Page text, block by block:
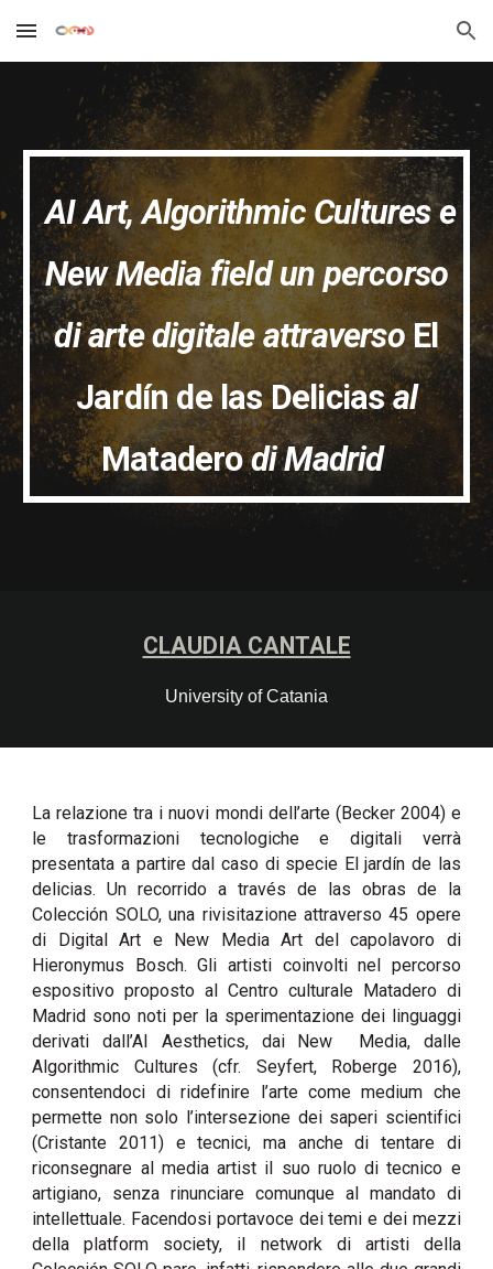
Skip to main content Skip to navigation
AI Art, Algorithmic Cultures e
New Media field un percorso
di arte digitale attraversoEl
Jardín de las Deliciasal
Mataderodi Madrid
CLAUDIA CANTALE
University ofCatania
La relazione tra i nuovi mondi dell’arte (Becker 2004) e
le trasformazioni tecnologiche e digitali verrà
presentata a partire dal caso di specie El jardín de las
delicias. Un recorrido a través de las obras de la
Colección SOLO, una rivisitazione attraverso 45 opere
di Digital Art e New Media Art del capolavoro di
Hieronymus Bosch. Gli artisti coinvolti nel percorso
espositivo proposto al Centro culturale Matadero di
Madrid sono noti per la sperimentazione dei linguaggi
derivati dall’AI Aesthetics, dai New Media, dalle
Algorithmic Cultures (cfr. Seyfert, Roberge 2016),
consentendoci di ridefinire l’arte come medium che
permette non solo l’intersezione dei saperi scientifici
(Cristante 2011) e tecnici, ma anche di tentare di
riconsegnare al media artist il suo ruolo di tecnico e
artigiano, senza rinunciare comunque al mandato di
intellettuale. Facendosi portavoce dei temi e dei mezzi
della platform society, il network di artisti della